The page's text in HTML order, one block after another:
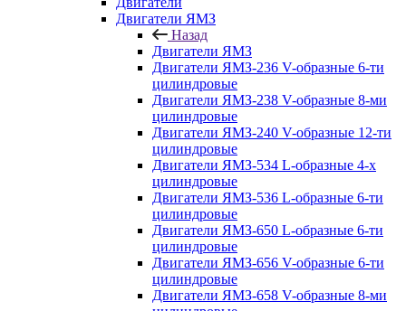
Двигатели ЯМЗ
Назад
Двигатели ЯМЗ
Двигатели ЯМЗ-236 V-образные 6-ти
цилиндровые
Двигатели ЯМЗ-238 V-образные 8-ми
цилиндровые
Двигатели ЯМЗ-240 V-образные 12-ти
цилиндровые
Двигатели ЯМЗ-534 L-образные 4-х
цилиндровые
Двигатели ЯМЗ-536 L-образные 6-ти
цилиндровые
Двигатели ЯМЗ-650 L-образные 6-ти
цилиндровые
Двигатели ЯМЗ-656 V-образные 6-ти
цилиндровые
Двигатели ЯМЗ-658 V-образные 8-ми